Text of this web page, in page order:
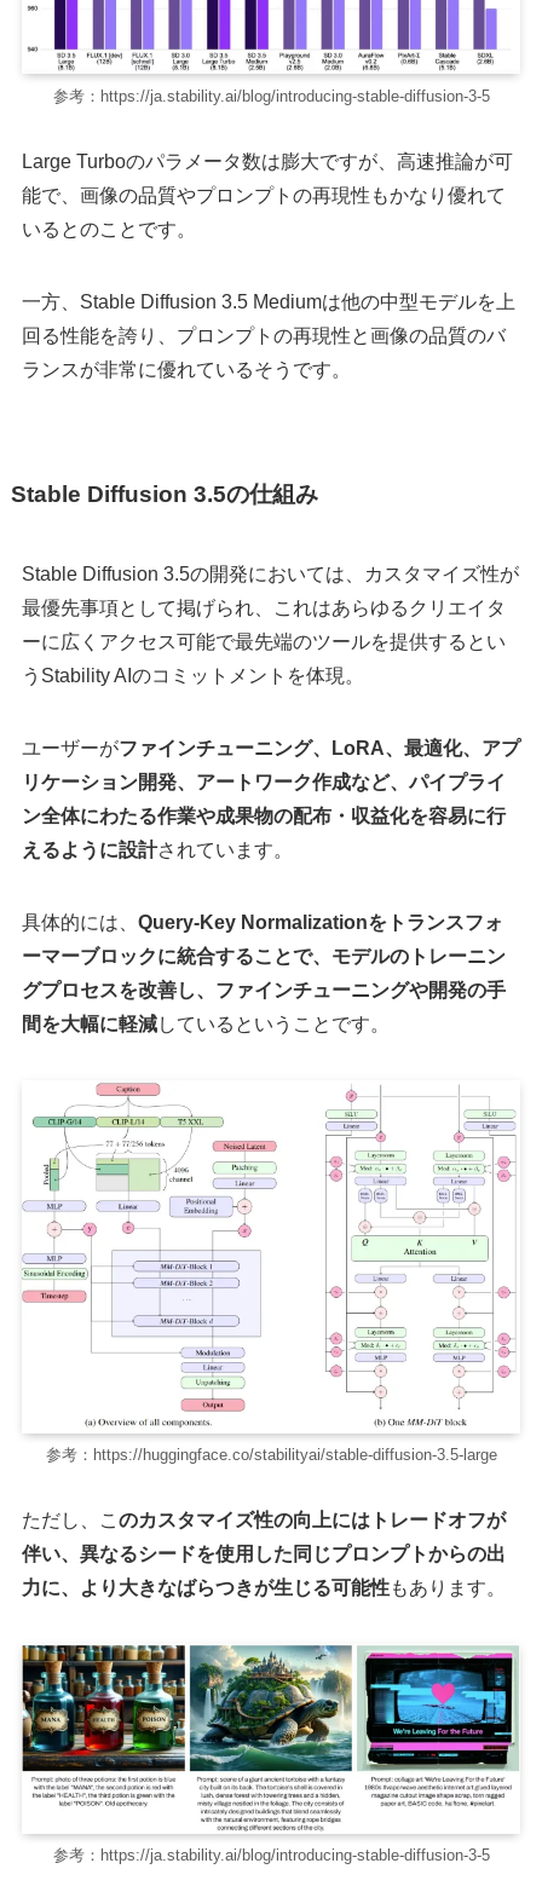
参考：https://ja.stability.ai/blog/introducing-stable-diffusion-3-5
Large Turboのパラメータ数は膨大ですが、高速推論が可
能で、画像の品質やプロンプトの再現性もかなり優れて
いるとのことです。
一方、Stable Diffusion 3.5 Mediumは他の中型モデルを上
回る性能を誇り、プロンプトの再現性と画像の品質のバ
ランスが非常に優れているそうです。
Stable Diffusion 3.5の仕組み
Stable Diffusion 3.5の開発においては、カスタマイズ性が
最優先事項として掲げられ、これはあらゆるクリエイタ
ーに広くアクセス可能で最先端のツールを提供するとい
うStability AIのコミットメントを体現。
ユーザーがファインチューニング、LoRA、最適化、アプ
リケーション開発、アートワーク作成など、パイプライ
ン全体にわたる作業や成果物の配布・収益化を容易に行
えるように設計されています。
具体的には、 Query-Key Normalizationをトランスフォ
ーマーブロックに統合することで、モデルのトレーニン
グプロセスを改善し、ファインチューニングや開発の手
間を大幅に軽減しているということです。
参考：https://huggingface.co/stabilityai/stable-diffusion-3.5-large
ただし、このカスタマイズ性の向上にはトレードオフが
伴い、異なるシードを使用した同じプロンプトからの出
力に、より大きなばらつきが生じる可能性もあります。
参考：https://ja.stability.ai/blog/introducing-stable-diffusion-3-5